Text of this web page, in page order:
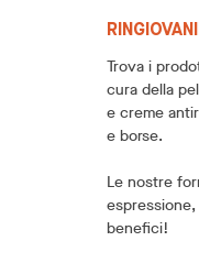
Trova i
cura della
e creme
e borse.
Le nostre
benefici!